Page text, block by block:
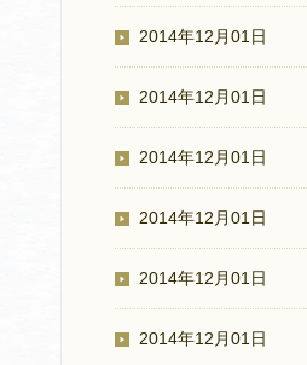
2014年12月01日
2014年12月01日
2014年12月01日
2014年12月01日
2014年12月01日
2014年12月01日